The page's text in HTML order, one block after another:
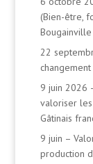
(Bien-être,
22
9 juin 2026
valoriser
Gâtinais
9 juin –
production